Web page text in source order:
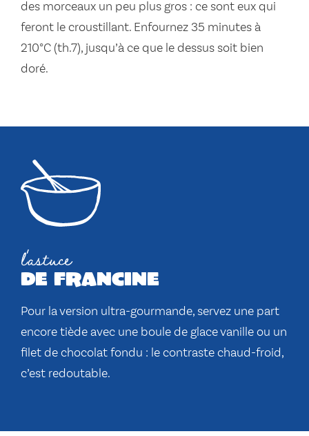
des morceaux un peu plus gros : ce sont eux qui
feront le croustillant. Enfournez 35 minutes à
210°C (th.7), jusqu’à ce que le dessus soit bien
doré.
l'astuce
de francine
Pour la version ultra-gourmande, servez une part
encore tiède avec une boule de glace vanille ou un
filet de chocolat fondu : le contraste chaud-froid,
c’est redoutable.